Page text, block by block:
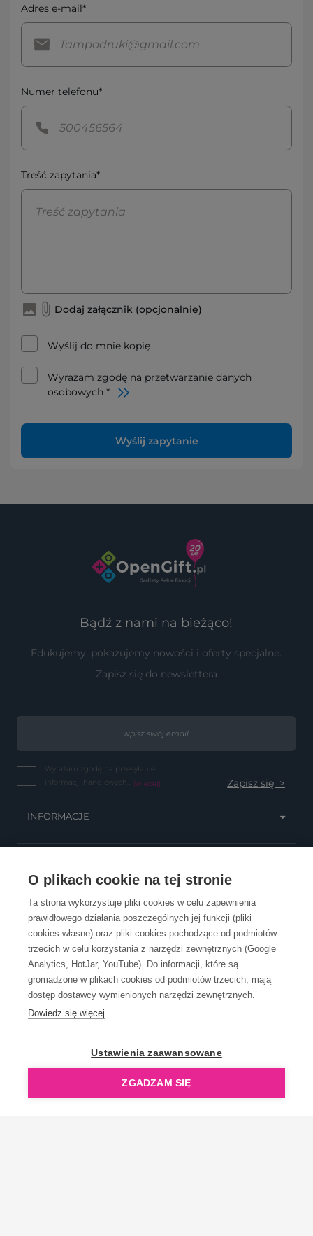
O plikach cookie na tej stronie
Ta strona wykorzystuje pliki cookies w celu zapewnienia
prawidłowego działania poszczególnych jej funkcji (pliki
cookies własne) oraz pliki cookies pochodzące od podmiotów
trzecich w celu korzystania z narzędzi zewnętrznych (Google
Analytics, HotJar, YouTube). Do informacji, które są
gromadzone w plikach cookies od podmiotów trzecich, mają
dostęp dostawcy wymienionych narzędzi zewnętrznych.
Dowiedz się więcej
Ustawienia zaawansowane
ZGADZAM SIĘ
Adres e-mail*
Numer telefonu*
Treść zapytania*
Dodaj załącznik (opcjonalnie)
Wyślij do mnie kopię
Wyrażam zgodę na przetwarzanie danych
osobowych *
Wyślij zapytanie
Bądź z nami na bieżąco!
Edukujemy, pokazujemy nowości i oferty specjalne.
Zapisz się do newslettera
Wyrażam zgodę na przesyłanie
informacji handlowych... (więcej)
INFORMACJE
OBSŁUGA KLIENTA
KONTAKT
OpenGift jest częścią ReflectGroup.